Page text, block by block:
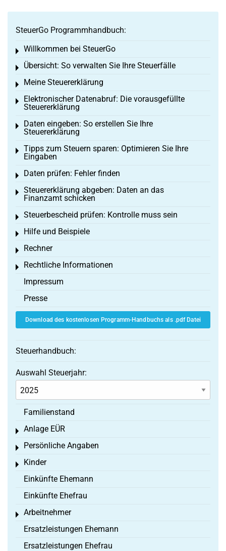
SteuerGo Programmhandbuch:
Willkommen bei SteuerGo
Toggle menu
Übersicht: So verwalten Sie Ihre Steuerfälle
Toggle menu
Meine Steuererklärung
Toggle menu
Elektronischer Datenabruf: Die vorausgefüllte
Steuererklärung
Toggle menu
Daten eingeben: So erstellen Sie Ihre
Steuererklärung
Toggle menu
Tipps zum Steuern sparen: Optimieren Sie Ihre
Eingaben
Toggle menu
Daten prüfen: Fehler finden
Toggle menu
Steuererklärung abgeben: Daten an das
Finanzamt schicken
Toggle menu
Steuerbescheid prüfen: Kontrolle muss sein
Toggle menu
Hilfe und Beispiele
Toggle menu
Rechner
Toggle menu
Rechtliche Informationen
Toggle menu
Impressum
Presse
Download des kostenlosen Programm-Handbuchs als .pdf Datei
Steuerhandbuch:
Auswahl Steuerjahr:
Familienstand
Anlage EÜR
Toggle menu
Persönliche Angaben
Toggle menu
Kinder
Toggle menu
Einkünfte Ehemann
Einkünfte Ehefrau
Arbeitnehmer
Toggle menu
Ersatzleistungen Ehemann
Ersatzleistungen Ehefrau